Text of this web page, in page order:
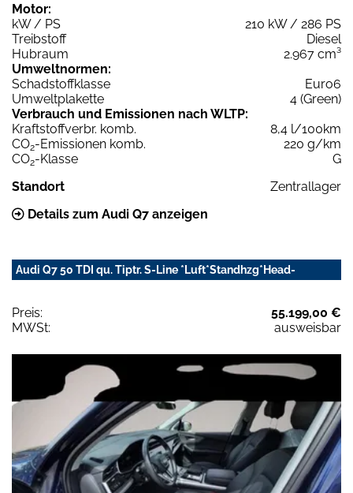
Motor:
kW / PS
210 kW / 286 PS
Treibstoff
Diesel
Hubraum
2.967 cm³
Umweltnormen:
Schadstoffklasse
Euro6
Umweltplakette
4 (Green)
Verbrauch und Emissionen nach WLTP:
Kraftstoffverbr. komb.
8,4 l/100km
CO2-Emissionen komb.
220 g/km
CO2-Klasse
G
Standort
Zentrallager
Details zum Audi Q7 anzeigen
Audi Q7 50 TDI qu. Tiptr. S-Line *Luft*Standhzg*Head-
Preis:
55.199,00 €
MWSt:
ausweisbar